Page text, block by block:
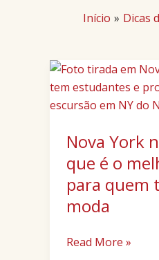
Início Dicas
Nova York
que é o
para quem
moda
Nova
York
no
por
que
o
melhor
para
Read More »